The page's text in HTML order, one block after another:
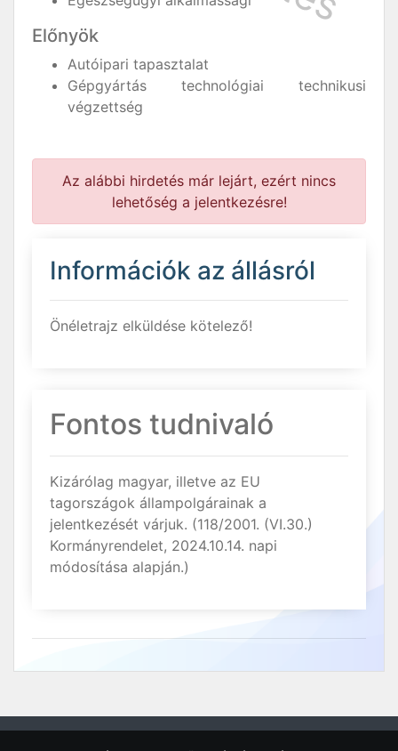
Előnyök
Autóipari tapasztalat
Gépgyártás technológiai technikusi
végzettség
Az alábbi hirdetés már lejárt, ezért nincs
lehetőség a jelentkezésre!
Információk az állásról
Önéletrajz elküldése kötelező!
Fontos tudnivaló
Kizárólag magyar, illetve az EU
tagországok állampolgárainak a
jelentkezését várjuk. (118/2001. (VI.30.)
Kormányrendelet, 2024.10.14. napi
módosítása alapján.)